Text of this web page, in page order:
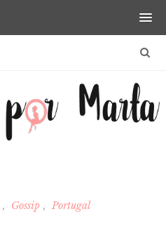
Gossip Portugal